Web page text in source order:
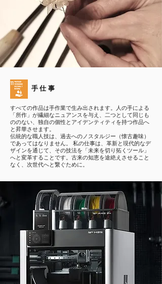
手仕事
すべての作品は手作業で生み出されます。人の手による
「所作」が繊細なニュアンスを与え、二つとして同じも
ののない、独自の個性とアイデンティティを持つ作品へ
と昇華させます。
伝統的な職人技は、過去へのノスタルジー（懐古趣味）
であってはなりません。 私の仕事は、革新と現代的なデ
ザインを通じて、その技法を「未来を切り拓くツール」
へと変革することです。古来の知恵を途絶えさせること
なく、次世代へと繋ぐために。